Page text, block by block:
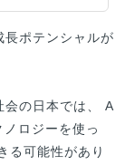
ポテンシャルが
会の日本では、 A
ロジーを使っ
る可能性があり